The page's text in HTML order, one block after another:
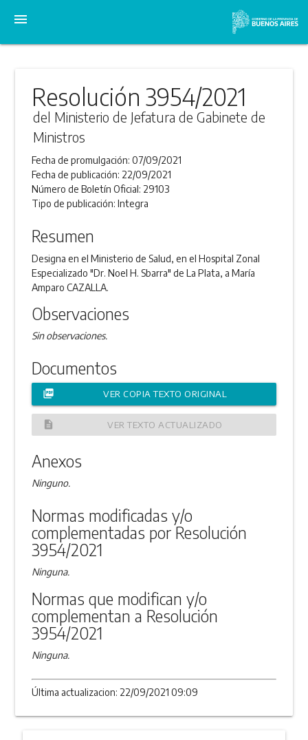
menu
Resolución 3954/2021
del Ministerio de Jefatura de Gabinete de
Ministros
Fecha de promulgación:07/09/2021
Fecha de publicación: 22/09/2021
Número de Boletín Oficial: 29103
Tipo de publicación:Integra
Resumen
Designa en el Ministerio de Salud, en el Hospital Zonal
Especializado "Dr. Noel H. Sbarra" de La Plata, a María
Amparo CAZALLA.
Observaciones
Sin observaciones.
Documentos
picture_as_pdf VER COPIA TEXTO ORIGINAL
description VER TEXTO ACTUALIZADO
Anexos
Ninguno.
Normas modificadas y/o
complementadas por Resolución
3954/2021
Ninguna.
Normas que modifican y/o
complementan a Resolución
3954/2021
Ninguna.
Última actualizacion: 22/09/2021 09:09